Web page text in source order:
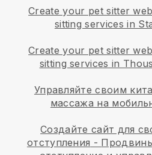
Create your pet sitter
sitting services in
Create your pet sitter
sitting services in
Управляйте своим
массажа на
Создайте сайт для
отступления -